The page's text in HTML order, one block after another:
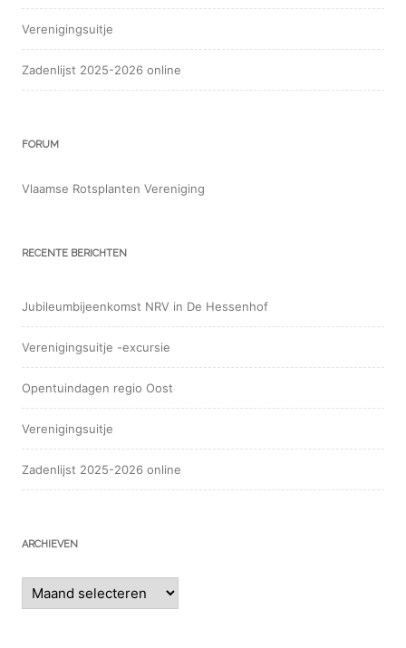
Verenigingsuitje
Zadenlijst 2025-2026 online
FORUM
Vlaamse Rotsplanten Vereniging
RECENTE BERICHTEN
Jubileumbijeenkomst NRV in De Hessenhof
Verenigingsuitje -excursie
Opentuindagen regio Oost
Verenigingsuitje
Zadenlijst 2025-2026 online
ARCHIEVEN
Archieven